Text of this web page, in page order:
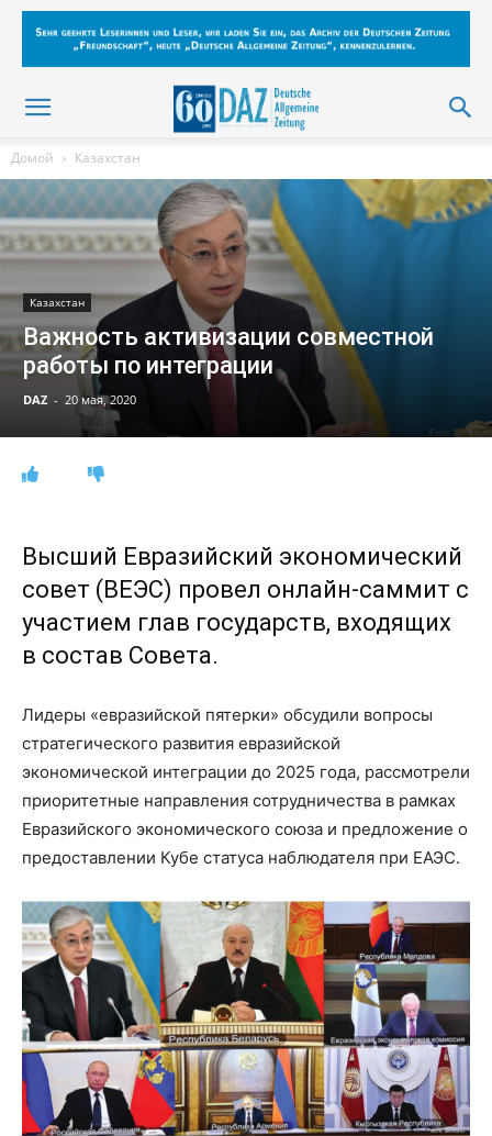
Домой Казахстан
Казахстан
Важность активизации совместной
работы по интеграции
DAZ - 20 мая, 2020
Высший Евразийский экономический
совет (ВЕЭС) провел онлайн-саммит с
участием глав государств, входящих
в состав Совета.
Лидеры «евразийской пятерки» обсудили вопросы
стратегического развития евразийской
экономической интеграции до 2025 года, рассмотрели
приоритетные направления сотрудничества в рамках
Евразийского экономического союза и предложение о
предоставлении Кубе статуса наблюдателя при ЕАЭС.